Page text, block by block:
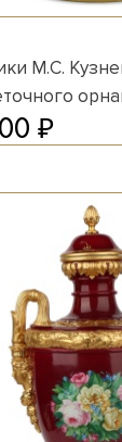
М.С.
₽